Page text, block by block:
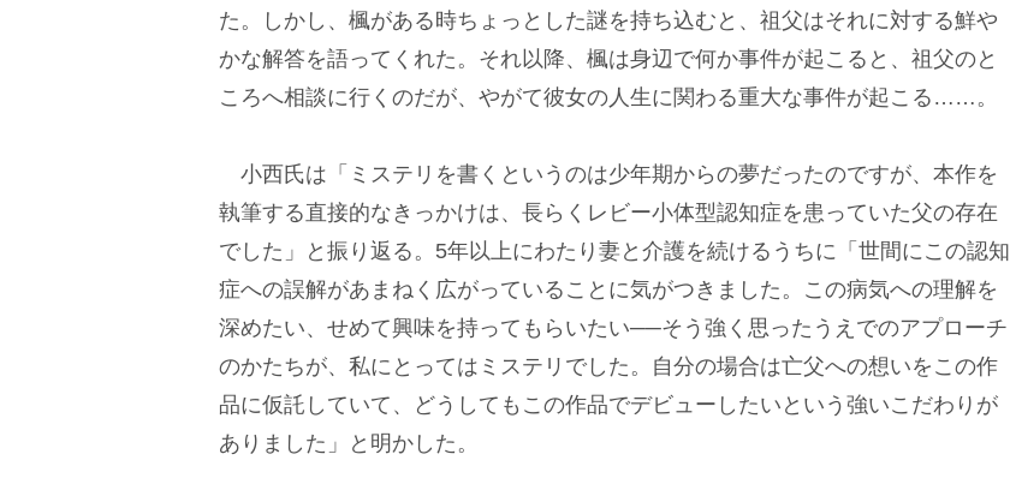
た。しかし、楓がある時ちょっとした謎を持ち込むと、祖父はそれに対する鮮
かな解答を語ってくれた。それ以降、楓は身辺で何か事件が起こると、祖父のと
ころへ相談に行くのだが、やがて彼女の人生に関わる重大な事件が起こる……。
小西氏は「ミステリを書くというのは少年期からの夢だったのですが、本作を
執筆する直接的なきっかけは、長らくレビー小体型認知症を患っていた父の存在
でした」と振り返る。5年以上にわたり妻と介護を続けるうちに「世間にこの認知
症への誤解があまねく広がっていることに気がつきました。この病気への理解を
深めたい、せめて興味を持ってもらいたい──そう強く思ったうえでのアプローチ
のかたちが、私にとってはミステリでした。自分の場合は亡父への想いをこの作
品に仮託していて、どうしてもこの作品でデビューしたいという強いこだわりが
ありました」と明かした。